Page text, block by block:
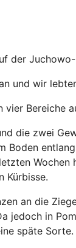
der
und wir
Bereiche
die zwei
Boden
Kürbisse.
an die
jedoch in
späte Sorte.